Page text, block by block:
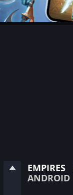
android